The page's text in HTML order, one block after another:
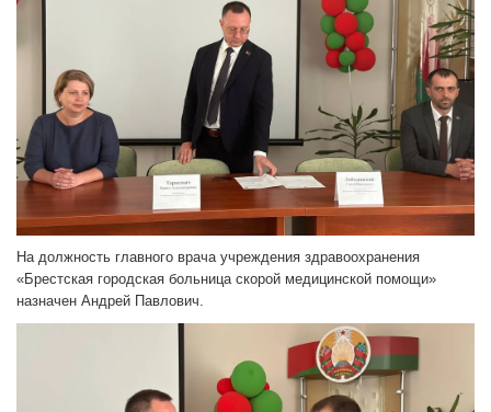
На должность главного врача учреждения здравоохранения
«Брестская городская больница скорой медицинской помощи»
назначен Андрей Павлович.